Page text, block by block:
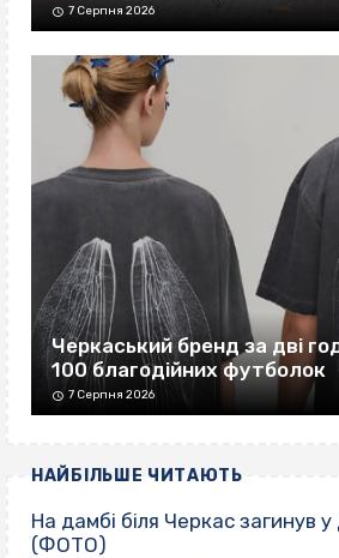
7 Серпня 2026
Черкаський бренд за дві
100 благодійних футболок
7 Серпня 2026
НАЙБІЛЬШЕ ЧИТАЮТЬ
На дамбі біля Черкас загинув
(ФОТО)